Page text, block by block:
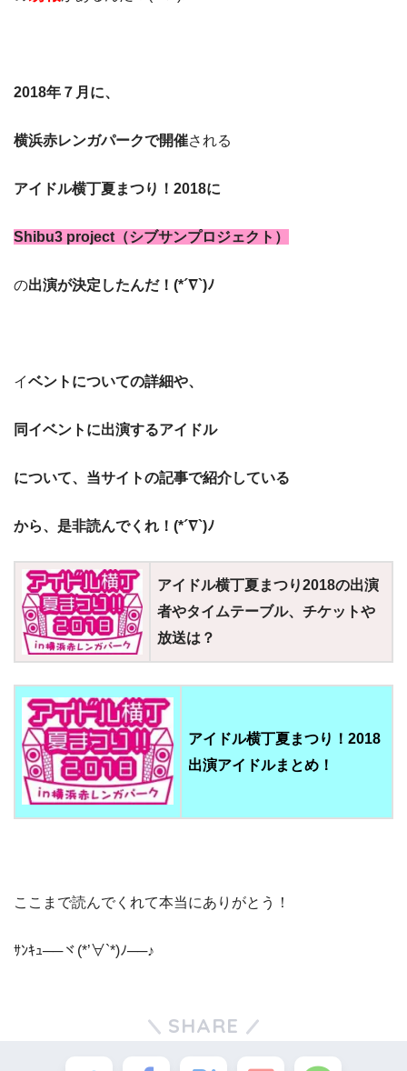
2018年７月に、
横浜赤レンガパークで開催される
アイドル横丁夏まつり！2018に
Shibu3 project（シブサンプロジェクト）
の出演が決定したんだ！(*´∇`)ﾉ
イベントについての詳細や、
同イベントに出演するアイドル
について、当サイトの記事で紹介している
から、是非読んでくれ！(*´∇`)ﾉ
アイドル横丁夏まつり2018の出演
者やタイムテーブル、チケットや
放送は？
アイドル横丁夏まつり！2018
出演アイドルまとめ！
ここまで読んでくれて本当にありがとう！
ｻﾝｷｭ──ヾ(*’∀`*)ﾉ──♪
SHARE